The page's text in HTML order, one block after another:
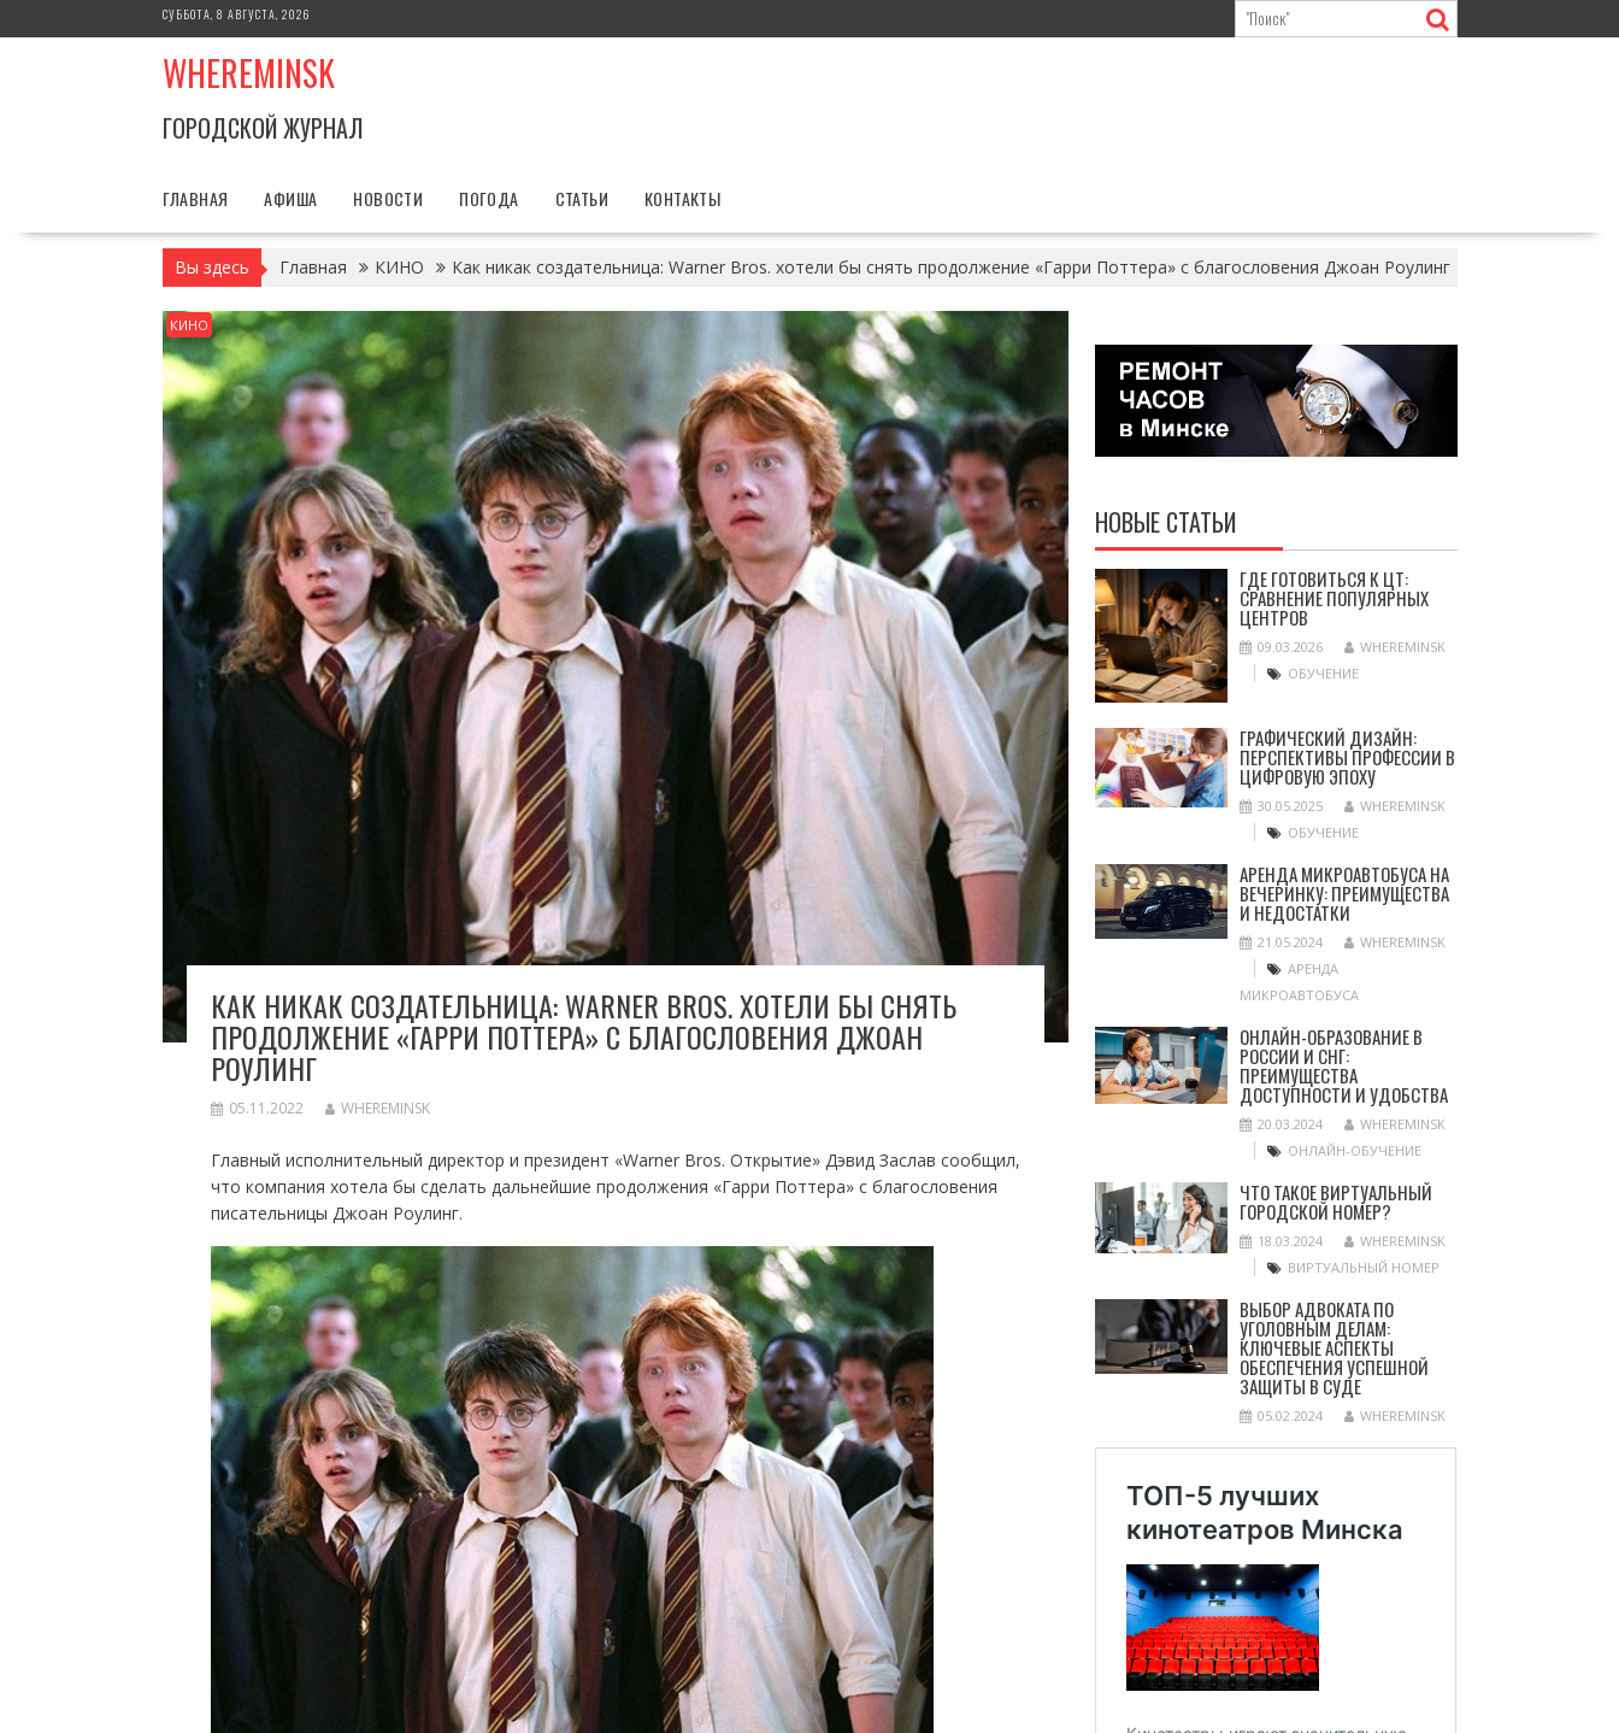
к
СУББОТА, 8 АВГУСТА, 2026
WHEREMINSK
ГОРОДСКОЙ ЖУРНАЛ
ГЛАВНАЯ АФИША НОВОСТИ ПОГОДА СТАТЬИ КОНТАКТЫ
Вы здесь Главная КИНО Как никак создательница: Warner Bros. хотели бы снять продолжение «Гарри Поттера» с благословения Джоан Роулинг
КИНО
КАК НИКАК СОЗДАТЕЛЬНИЦА: WARNER BROS. ХОТЕЛИ БЫ СНЯТЬ
ПРОДОЛЖЕНИЕ «ГАРРИ ПОТТЕРА» С БЛАГОСЛОВЕНИЯ ДЖОАН
РОУЛИНГ
05.11.2022 WHEREMINSK
Главный исполнительный директор и президент «Warner Bros. Открытие» Дэвид Заслав сообщил,
что компания хотела бы сделать дальнейшие продолжения «Гарри Поттера» с благословения
писательницы Джоан Роулинг.
НОВЫЕ СТАТЬИ
ГДЕ ГОТОВИТЬСЯ К ЦТ:
СРАВНЕНИЕ ПОПУЛЯРНЫХ
ЦЕНТРОВ
09.03.2026
WHEREMINSK
ОБУЧЕНИЕ
ГРАФИЧЕСКИЙ ДИЗАЙН:
ПЕРСПЕКТИВЫ ПРОФЕССИИ В
ЦИФРОВУЮ ЭПОХУ
30.05.2025
WHEREMINSK
ОБУЧЕНИЕ
АРЕНДА МИКРОАВТОБУСА НА
ВЕЧЕРИНКУ: ПРЕИМУЩЕСТВА
И НЕДОСТАТКИ
21.05.2024
WHEREMINSK
АРЕНДА
МИКРОАВТОБУСА
ОНЛАЙН-ОБРАЗОВАНИЕ В
РОССИИ И СНГ:
ПРЕИМУЩЕСТВА
ДОСТУПНОСТИ И УДОБСТВА
20.03.2024
WHEREMINSK
ОНЛАЙН-ОБУЧЕНИЕ
ЧТО ТАКОЕ ВИРТУАЛЬНЫЙ
ГОРОДСКОЙ НОМЕР?
18.03.2024
WHEREMINSK
ВИРТУАЛЬНЫЙ НОМЕР
ВЫБОР АДВОКАТА ПО
УГОЛОВНЫМ ДЕЛАМ:
КЛЮЧЕВЫЕ АСПЕКТЫ
ОБЕСПЕЧЕНИЯ УСПЕШНОЙ
ЗАЩИТЫ В СУДЕ
05.02.2024 WHEREMINSK